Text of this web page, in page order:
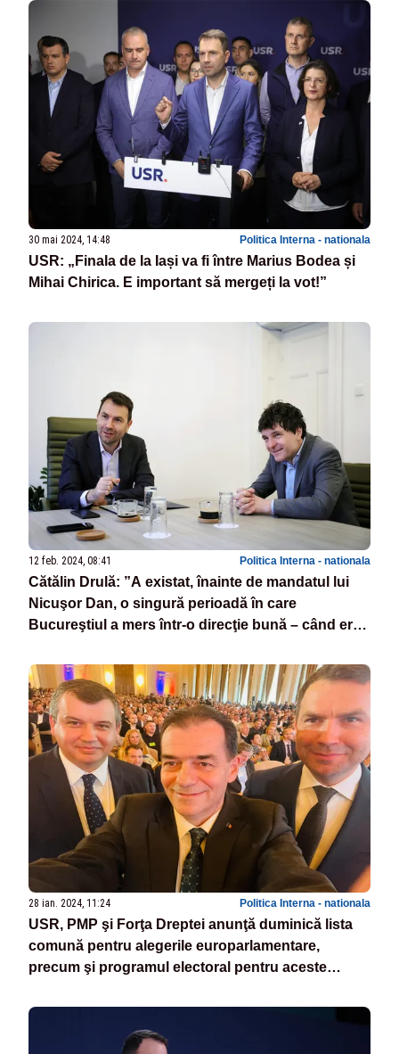
30 mai 2024, 14:48 Politica Interna - nationala
USR: „Finala de la Iași va fi între Marius Bodea și
Mihai Chirica. E important să mergeți la vot!”
12 feb. 2024, 08:41 Politica Interna - nationala
Cătălin Drulă: ”A existat, înainte de mandatul lui
Nicuşor Dan, o singură perioadă în care
Bucureştiul a mers într-o direcţie bună – când era
28 ian. 2024, 11:24 Politica Interna - nationala
USR, PMP şi Forţa Dreptei anunţă duminică lista
comună pentru alegerile europarlamentare,
precum şi programul electoral pentru aceste